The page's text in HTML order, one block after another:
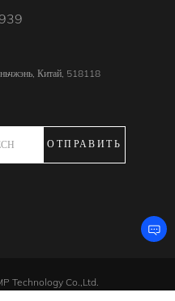
Китай, 518118
ОТПРАВИТЬ
Technology Co.,Ltd.